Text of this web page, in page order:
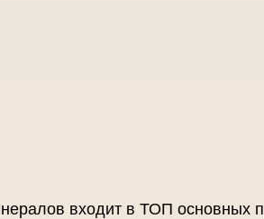
входит в ТОП основных